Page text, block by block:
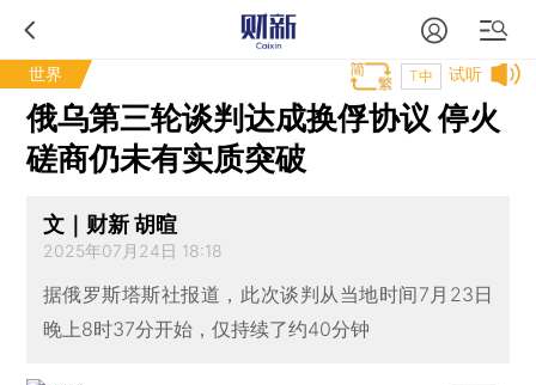
世界 试听
T中
俄乌第三轮谈判达成换俘协议 停火
磋商仍未有实质突破
文｜财新 胡暄
2025年07月24日 18:18
据俄罗斯塔斯社报道，此次谈判从当地时间7月23日
晚上8时37分开始，仅持续了约40分钟